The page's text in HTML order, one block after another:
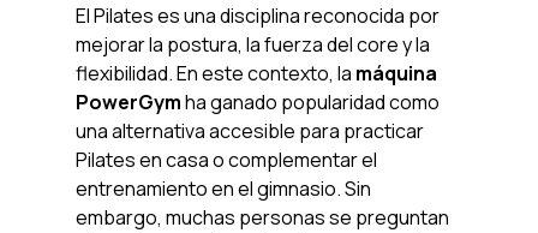
El Pilates es una disciplina reconocida por
mejorar la postura, la fuerza del core y la
flexibilidad. En este contexto, la máquina
PowerGym ha ganado popularidad como
una alternativa accesible para practicar
Pilates en casa o complementar el
entrenamiento en el gimnasio. Sin
embargo, muchas personas se preguntan